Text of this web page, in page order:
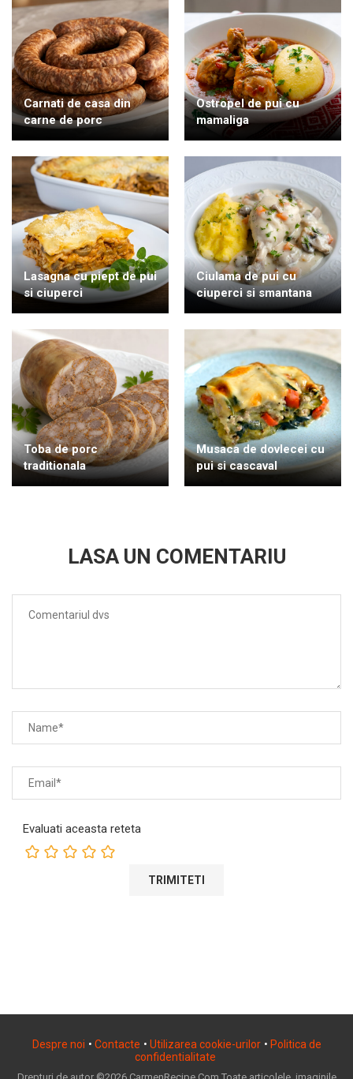
Carnati de casa din
carne de porc
Ostropel de pui cu
mamaliga
Lasagna cu piept de pui
si ciuperci
Ciulama de pui cu
ciuperci si smantana
Toba de porc
traditionala
Musaca de dovlecei cu
pui si cascaval
LASA UN COMENTARIU
Evaluati aceasta reteta
Despre noi • Contacte • Utilizarea cookie-urilor • Politica de
confidentialitate